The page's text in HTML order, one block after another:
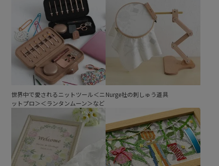
世界中で愛されるニットツール＜ニ
ットプロ＞＜ランタンムーン＞など
Nurge社の刺しゅう道具